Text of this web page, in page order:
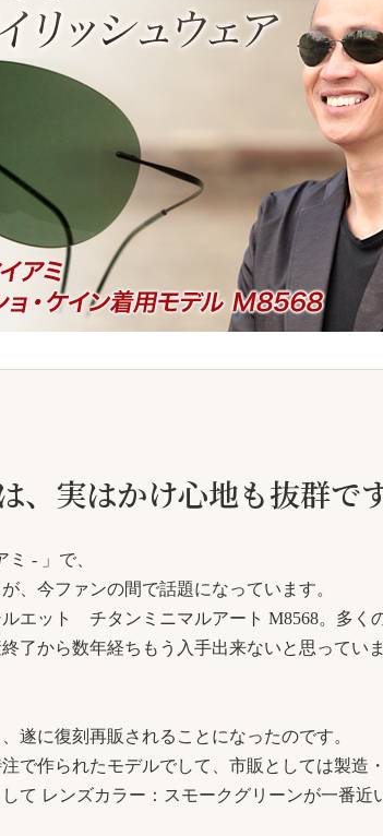
、実はかけ心地も抜群で
- 」で、
、今ファンの間で話題になっています。
エット チタンミニマルアート M8568。多く
了から数年経ちもう入手出来ないと思ってい
遂に復刻再販されることになったのです。
で作られたモデルでして、市販としては製造
て レンズカラー：スモークグリーンが一番近